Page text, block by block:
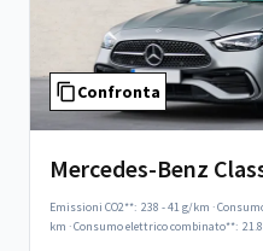
Confronta
Mercedes-Benz
Emissioni CO2**: 238 - 41 g/km ·
km ·Consumo elettrico combinato**: